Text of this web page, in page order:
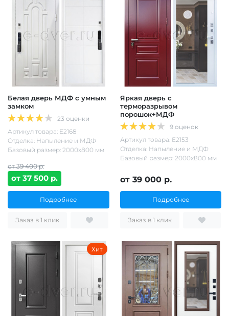
Белая дверь МДФ с умным
замком
23 оценки
Артикул товара: Е2168
Отделка: Напыление и МДФ
Базовый размер: 2000х800 мм
от 39 400 р.
от 37 500 р.
Подробнее
Заказ в 1 клик
Яркая дверь с
терморазрывом
порошок+МДФ
9 оценок
Артикул товара: Е2153
Отделка: Напыление и МДФ
Базовый размер: 2000х800 мм
от 39 000 р.
Подробнее
Заказ в 1 клик
Хит